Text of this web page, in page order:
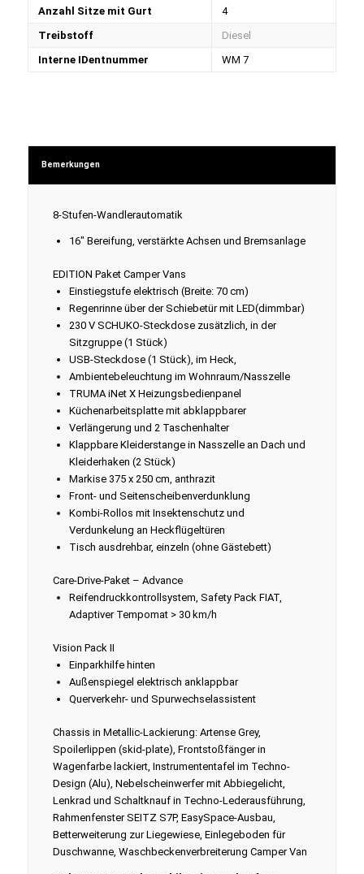
Anzahl Sitze mit Gurt
4
Treibstoff
Diesel
Interne IDentnummer
WM 7
Bemerkungen
8-Stufen-Wandlerautomatik
16" Bereifung, verstärkte Achsen und Bremsanlage
EDITION Paket Camper Vans
Einstiegstufe elektrisch (Breite: 70 cm)
Regenrinne über der Schiebetür mit LED(dimmbar)
230 V SCHUKO-Steckdose zusätzlich, in der
Sitzgruppe (1 Stück)
USB-Steckdose (1 Stück), im Heck,
Ambientebeleuchtung im Wohnraum/Nasszelle
TRUMA iNet X Heizungsbedienpanel
Küchenarbeitsplatte mit abklappbarer
Verlängerung und 2 Taschenhalter
Klappbare Kleiderstange in Nasszelle an Dach und
Kleiderhaken (2 Stück)
Markise 375 x 250 cm, anthrazit
Front- und Seitenscheibenverdunklung
Kombi-Rollos mit Insektenschutz und
Verdunkelung an Heckflügeltüren
Tisch ausdrehbar, einzeln (ohne Gästebett)
Care-Drive-Paket – Advance
Reifendruckkontrollsystem, Safety Pack FIAT,
Adaptiver Tempomat > 30 km/h
Vision Pack II
Einparkhilfe hinten
Außenspiegel elektrisch anklappbar
Querverkehr- und Spurwechselassistent
Chassis in Metallic-Lackierung: Artense Grey,
Spoilerlippen (skid-plate), Frontstoßfänger in
Wagenfarbe lackiert, Instrumententafel im Techno-
Design (Alu), Nebelscheinwerfer mit Abbiegelicht,
Lenkrad und Schaltknauf in Techno-Lederausführung,
Rahmenfenster SEITZ S7P, EasySpace-Ausbau,
Betterweiterung zur Liegewiese, Einlegeboden für
Duschwanne, Waschbeckenverbreiterung Camper Van